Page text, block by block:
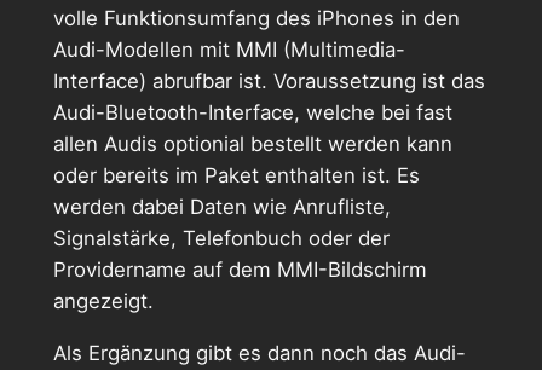
volle Funktionsumfang des iPhones in den
Audi-Modellen mit MMI (Multimedia-
Interface) abrufbar ist. Voraussetzung ist das
Audi-Bluetooth-Interface, welche bei fast
allen Audis optionial bestellt werden kann
oder bereits im Paket enthalten ist. Es
werden dabei Daten wie Anrufliste,
Signalstärke, Telefonbuch oder der
Providername auf dem MMI-Bildschirm
angezeigt.
Als Ergänzung gibt es dann noch das Audi-